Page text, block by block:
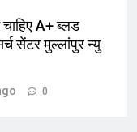
चाहिए A+ ब्लड
सेंटर मुल्लांपुर न्यु
0